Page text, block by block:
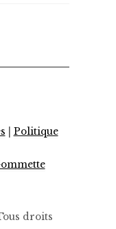
Politique
droits